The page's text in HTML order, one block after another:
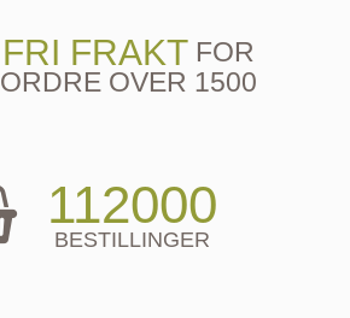
FRI FRAKTFOR
ORDRE OVER 1500
112000
BESTILLINGER